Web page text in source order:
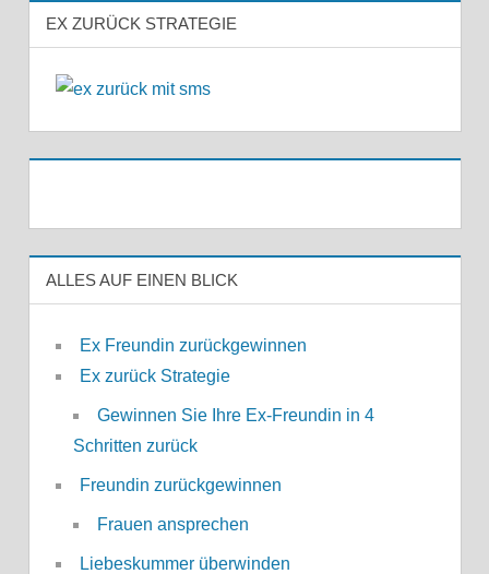
EX ZURÜCK STRATEGIE
ALLES AUF EINEN BLICK
Ex Freundin zurückgewinnen
Ex zurück Strategie
Gewinnen Sie Ihre Ex-Freundin in 4
Schritten zurück
Freundin zurückgewinnen
Frauen ansprechen
Liebeskummer überwinden